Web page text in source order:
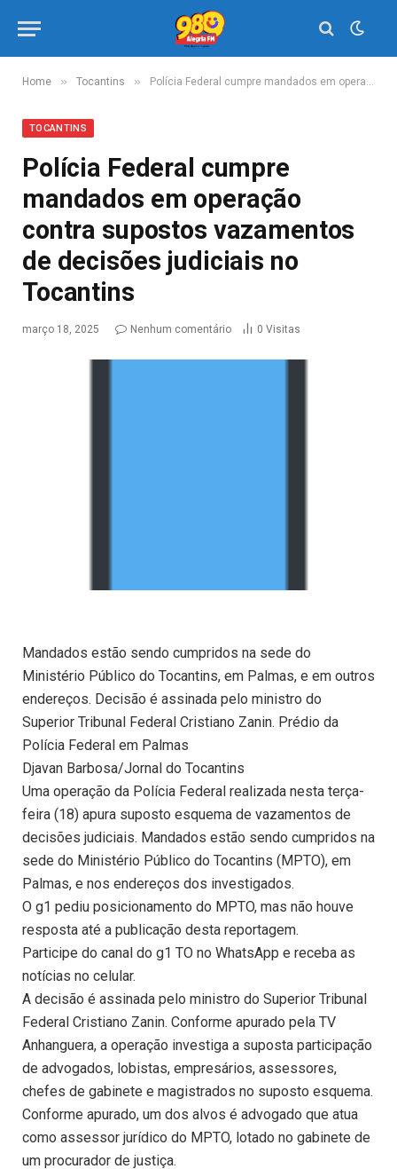
Home » Tocantins » Polícia Federal cumpre mandados em operação contra supostos vazamentos de decisões judiciais no Tocantins
TOCANTINS
Polícia Federal cumpre
mandados em operação
contra supostos vazamentos
de decisões judiciais no
Tocantins
março 18, 2025 Nenhum comentário 0 Visitas
Mandados estão sendo cumpridos na sede do
Ministério Público do Tocantins, em Palmas, e em outros
endereços. Decisão é assinada pelo ministro do
Superior Tribunal Federal Cristiano Zanin. Prédio da
Polícia Federal em Palmas
Djavan Barbosa/Jornal do Tocantins
Uma operação da Polícia Federal realizada nesta terça-
feira (18) apura suposto esquema de vazamentos de
decisões judiciais. Mandados estão sendo cumpridos na
sede do Ministério Público do Tocantins (MPTO), em
Palmas, e nos endereços dos investigados.
O g1 pediu posicionamento do MPTO, mas não houve
resposta até a publicação desta reportagem.
Participe do canal do g1 TO no WhatsApp e receba as
notícias no celular.
A decisão é assinada pelo ministro do Superior Tribunal
Federal Cristiano Zanin. Conforme apurado pela TV
Anhanguera, a operação investiga a suposta participação
de advogados, lobistas, empresários, assessores,
chefes de gabinete e magistrados no suposto esquema.
Conforme apurado, um dos alvos é advogado que atua
como assessor jurídico do MPTO, lotado no gabinete de
um procurador de justiça.